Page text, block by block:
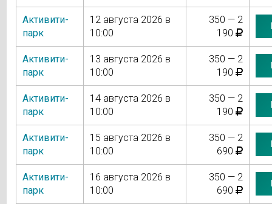
Активити-
парк
12 августа 2026 в
10:00
350 — 2
190
Активити-
парк
13 августа 2026 в
10:00
350 — 2
190
Активити-
парк
14 августа 2026 в
10:00
350 — 2
190
Активити-
парк
15 августа 2026 в
10:00
350 — 2
690
Активити-
парк
16 августа 2026 в
10:00
350 — 2
690